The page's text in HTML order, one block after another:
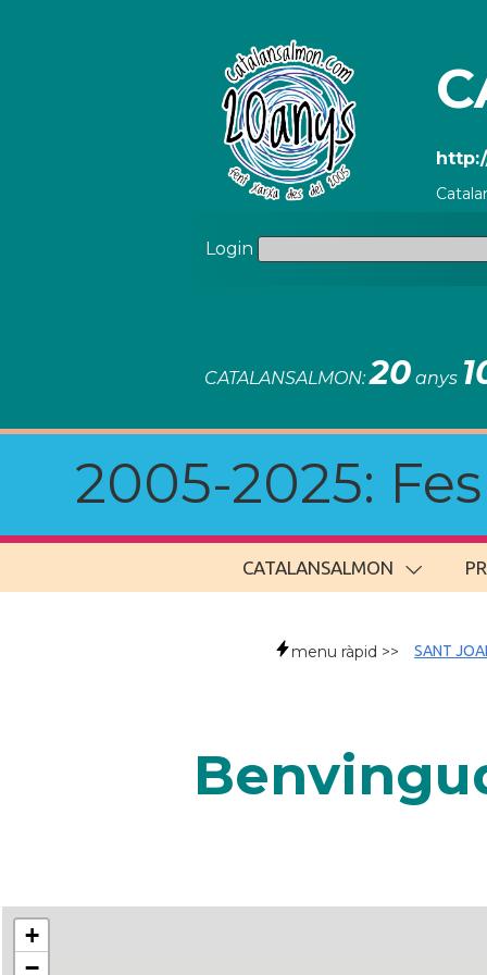
Login
CATALANSALMON:20anys
2005-2025:
CATALANSALMON
menu ràpid >> SANT
+
−